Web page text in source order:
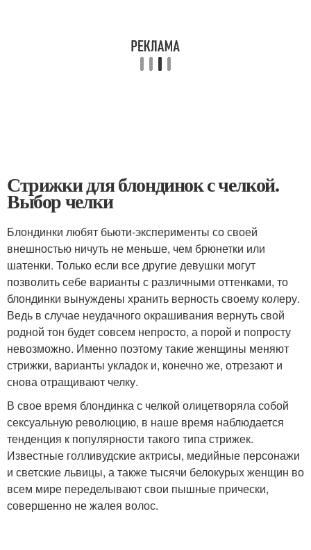
Стрижки для блондинок с челкой.
Выбор челки
Блондинки любят бьюти-эксперименты со своей
внешностью ничуть не меньше, чем брюнетки или
шатенки. Только если все другие девушки могут
позволить себе варианты с различными оттенками, то
блондинки вынуждены хранить верность своему колеру.
Ведь в случае неудачного окрашивания вернуть свой
родной тон будет совсем непросто, а порой и попросту
невозможно. Именно поэтому такие женщины меняют
стрижки, варианты укладок и, конечно же, отрезают и
снова отращивают челку.
В свое время блондинка с челкой олицетворяла собой
сексуальную революцию, в наше время наблюдается
тенденция к популярности такого типа стрижек.
Известные голливудские актрисы, медийные персонажи
и светские львицы, а также тысячи белокурых женщин во
всем мире переделывают свои пышные прически,
совершенно не жалея волос.